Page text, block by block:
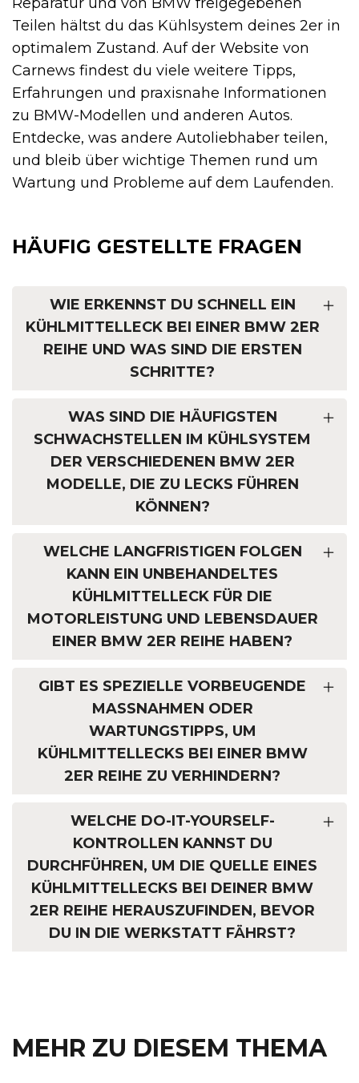
Teilen hältst du das Kühlsystem deines 2er in
optimalem Zustand. Auf der Website von
Carnews findest du viele weitere Tipps,
Erfahrungen und praxisnahe Informationen
zu BMW-Modellen und anderen Autos.
Entdecke, was andere Autoliebhaber teilen,
und bleib über wichtige Themen rund um
Wartung und Probleme auf dem Laufenden.
HÄUFIG GESTELLTE FRAGEN
WIE ERKENNST DU SCHNELL EIN
KÜHLMITTELLECK BEI EINER BMW 2ER
REIHE UND WAS SIND DIE ERSTEN
SCHRITTE?
WAS SIND DIE HÄUFIGSTEN
SCHWACHSTELLEN IM KÜHLSYSTEM
DER VERSCHIEDENEN BMW 2ER
MODELLE, DIE ZU LECKS FÜHREN
KÖNNEN?
WELCHE LANGFRISTIGEN FOLGEN
KANN EIN UNBEHANDELTES
KÜHLMITTELLECK FÜR DIE
MOTORLEISTUNG UND LEBENSDAUER
EINER BMW 2ER REIHE HABEN?
GIBT ES SPEZIELLE VORBEUGENDE
MASSNAHMEN ODER W
ARTUNGSTIPPS, UM K
ÜHLMITTELLECKS BEI EINER BMW 2
ER REIHE ZU VERHINDERN?
WELCHE DO-IT-YOURSELF-
KONTROLLEN KANNST DU
DURCHFÜHREN, UM DIE QUELLE EINES
KÜHLMITTELLECKS BEI DEINER BMW
2ER REIHE HERAUSZUFINDEN, BEVOR
DU IN DIE WERKSTATT FÄHRST?
MEHR ZU DIESEM THEMA